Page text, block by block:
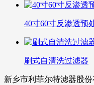
40寸60寸反渗透预
刷式自清洗过滤器
新乡市利菲尔特滤器股